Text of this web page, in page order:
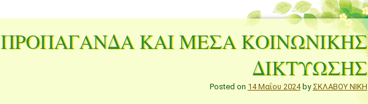
ΠΡΟΠΑΓΑΝΔΑ ΚΑΙ ΜΕΣΑ ΚΟΙΝΩΝΙΚΗΣ
ΔΙΚΤΥΩΣΗΣ
Posted on 14 Μαΐου 2024by ΣΚΛΑΒΟΥ ΝΙΚΗ